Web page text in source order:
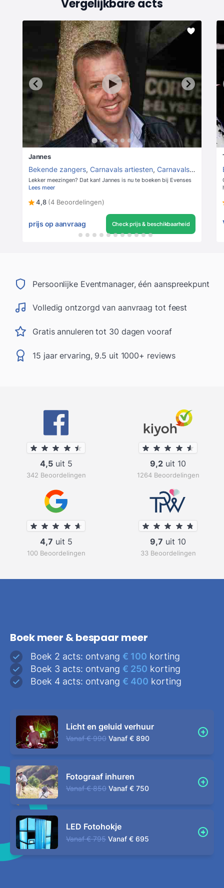
Vergelijkbare acts
Jannes
Bekende zangers, Carnavals artiesten, Carnavals zangers
Lekker meezingen? Dat kan! Jannes is nu te boeken bij Evenses
Lees meer
4,8 (4 Beoordelingen)
prijs op aanvraag Check prijs & beschikbaarheid
Persoonlijke Eventmanager, één aanspreekpunt
Volledig ontzorgd van aanvraag tot feest
Gratis annuleren tot 30 dagen vooraf
15 jaar ervaring, 9.5 uit 1000+ reviews
4,5uit 5
342 Beoordelingen
9,2 uit 10
1264 Beoordelingen
4,7 uit 5
100 Beoordelingen
9,7 uit 10
33 Beoordelingen
Boek meer & bespaar meer
Boek 2 acts: ontvang € 100 korting
Boek 3 acts: ontvang € 250 korting
Boek 4 acts: ontvang € 400 korting
Licht en geluid verhuur
Vanaf € 990 Vanaf € 890
Fotograaf inhuren
Vanaf € 850 Vanaf € 750
LED Fotohokje
Vanaf € 795 Vanaf € 695